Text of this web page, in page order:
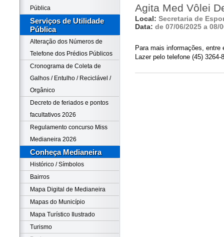
Pública
Serviços de Utilidade
Pública
Alteração dos Números de
Telefone dos Prédios Públicos
Cronograma de Coleta de
Galhos / Entulho / Reciclável /
Orgânico
Decreto de feriados e pontos
facultativos 2026
Regulamento concurso Miss
Medianeira 2026
Conheça Medianeira
Histórico / Símbolos
Bairros
Mapa Digital de Medianeira
Mapas do Município
Mapa Turístico Ilustrado
Turismo
Agita Med Vôlei
Local: Secretaria de
Data: de 07/06/2025 a 08/
Para mais informações,
Lazer pelo telefone (45) 3264-